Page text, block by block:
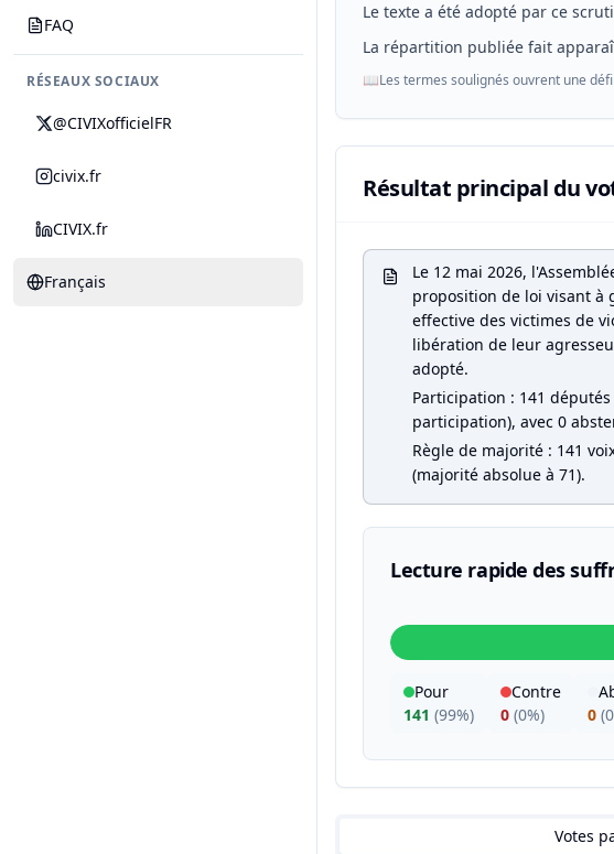
FAQ
RÉSEAUX SOCIAUX
@CIVIXofficielFR
civix.fr
CIVIX.fr
Français
Le texte a été adopté par ce
La répartition publiée fait
📖Les termes soulignés ouvrent une
Résultat principal du
Le 12 mai 2026,
proposition de loi visant
effective des victimes de
libération de leur
adopté.
Participation : 141
participation), avec 0
Règle de majorité : 141
(majorité absolue à 71).
Lecture rapide des
Pour
141 (99%)
Contre
0 (0%)
0 (
Votes